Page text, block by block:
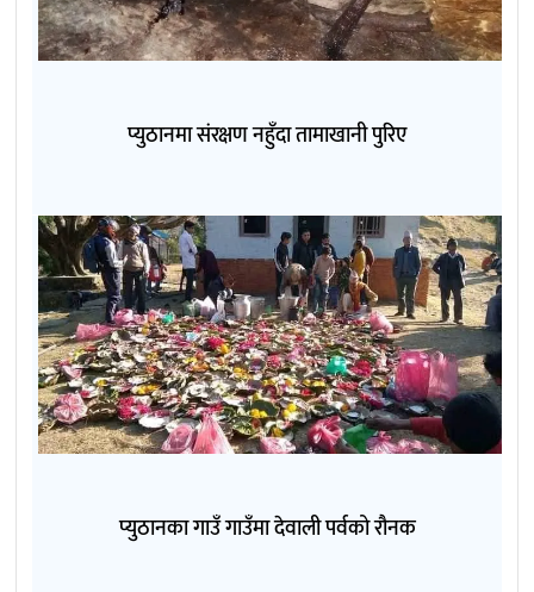
प्युठानमा संरक्षण नहुँदा तामाखानी पुरिए
प्युठानका गाउँ गाउँमा देवाली पर्वको रौनक